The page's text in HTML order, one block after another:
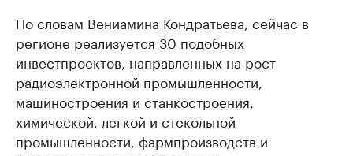
По словам Вениамина Кондратьева, сейчас в
регионе реализуется 30 подобных
инвестпроектов, направленных на рост
радиоэлектронной промышленности,
машиностроения и станкостроения,
химической, легкой и стекольной
промышленности, фармпроизводств и